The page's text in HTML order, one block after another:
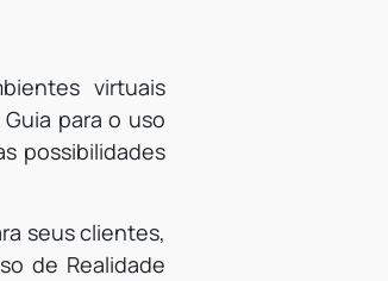
virtuais
para o uso
possibilidades
seus clientes,
de Realidade